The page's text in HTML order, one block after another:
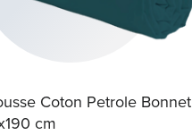
Coton Petrole Bonnet
cm